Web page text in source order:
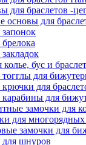
для браслетов -
основы для
бус и
для
для
для
замочки для
для
замочки для
для шнуров